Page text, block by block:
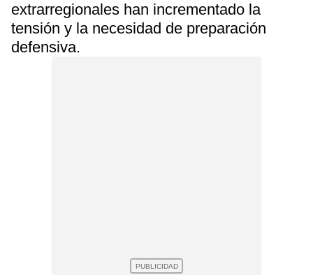
extrarregionales han incrementado la
tensión y la necesidad de preparación
defensiva.